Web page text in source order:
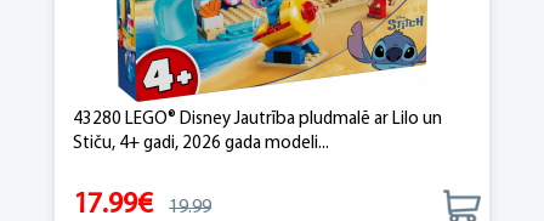
43280 LEGO® Disney Jautrība pludmalē ar Lilo un
Stiču, 4+ gadi, 2026 gada modeli...
17.99€ 19.99